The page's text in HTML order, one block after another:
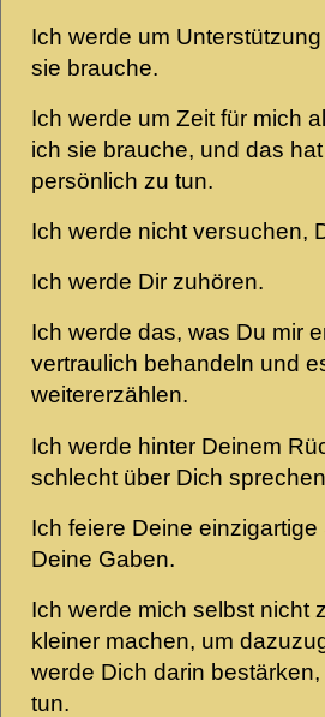
Ich werde um
sie brauche.
Ich werde um Zeit für mich
ich sie brauche, und das
persönlich zu tun.
Ich werde nicht versuchen,
Ich werde Dir zuhören.
Ich werde das, was Du mir
vertraulich behandeln und
weitererzählen.
Ich werde hinter Deinem
schlecht über Dich
Ich feiere Deine
Deine Gaben.
Ich werde mich selbst nicht
kleiner machen, um
werde Dich darin
tun.